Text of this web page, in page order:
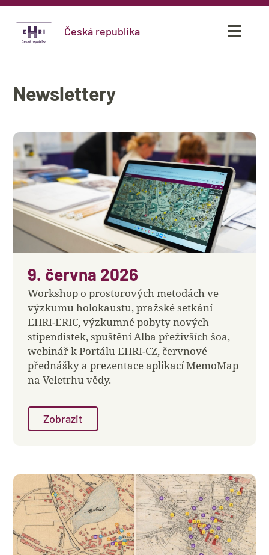
Česká republika
Newslettery
9. června 2026
Workshop o prostorových metodách ve
výzkumu holokaustu, pražské setkání
EHRI-ERIC, výzkumné pobyty nových
stipendistek, spuštění Alba přeživších šoa,
webinář k Portálu EHRI-CZ, červnové
přednášky a prezentace aplikací MemoMap
na Veletrhu vědy.
Zobrazit